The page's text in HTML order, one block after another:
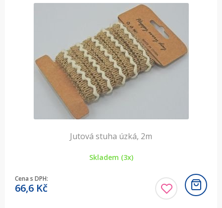
Jutová stuha úzká, 2m
Skladem (3x)
Cena s DPH:
66,6 Kč